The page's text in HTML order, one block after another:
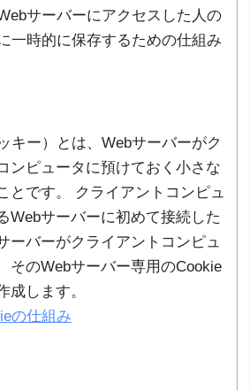
サーバーにアクセスした人の
一時的に保存するための仕組み
キー）とは、Webサーバーがク
ンピュータに預けておく小さな
とです。 クライアントコンピュ
Webサーバーに初めて接続した
ーバーがクライアントコンピュ
そのWebサーバー専用のCookie
成します。
の仕組み